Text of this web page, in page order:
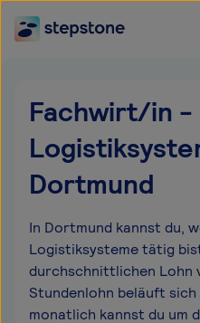
Fachwirt/in -
Dortmund
In Dortmund kannst du,
Logistiksysteme tätig
durchschnittlichen Lohn
Stundenlohn beläuft
monatlich kannst du um